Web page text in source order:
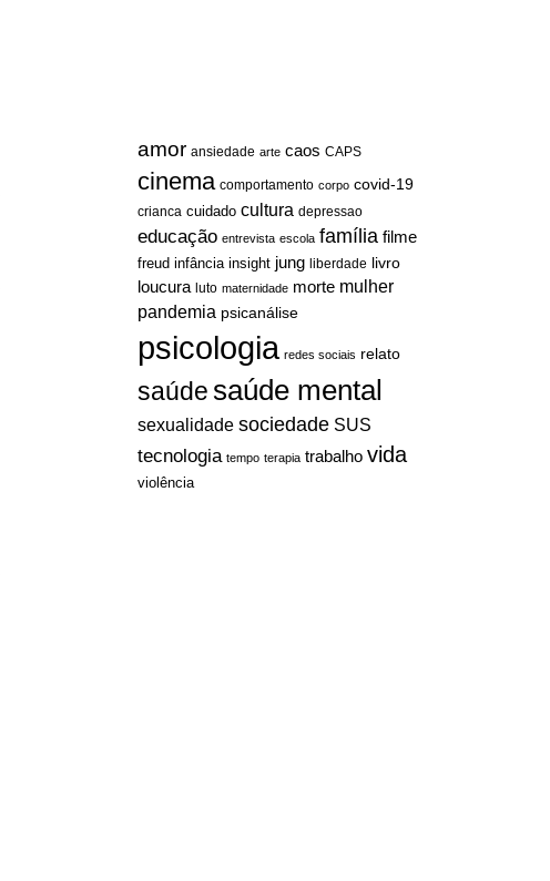
amor ansiedade arte caos CAPS
cinema comportamento corpo covid-19
crianca cuidado cultura depressao
educação entrevista escola família filme
freud infância insight jung liberdade livro
loucura luto maternidade morte mulher
pandemia psicanálise
psicologia redes sociais relato
saúdesaúde mental
sexualidade sociedade SUS
tecnologia tempo terapia trabalho vida
violência